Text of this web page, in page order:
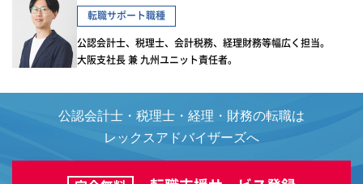
転職サポート職種
公認会計士、税理士、会計税務、経理財務等幅広く担当。
大阪支社長 兼 九州ユニット責任者。
公認会計士・税理士・経理・財務の転職は
レックスアドバイザーズへ